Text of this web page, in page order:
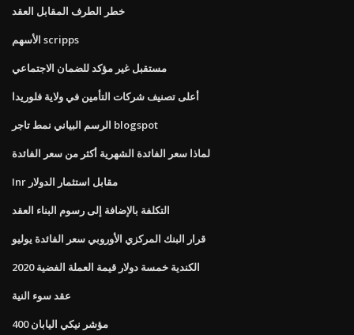
خطر الطرف المقابل العقد
الأسهم scripps
مستقبل غير مؤكد للضمان الاجتماعي
أعلى تصنيف شركات التأمين في ولاية فلوريدا
الرسم البياني نمط تاجر blogspot
لماذا سعر الفائدة الشهرية أكثر من سعر الفائدة
Inr مقابل استثمار الدولار
التكلفة بالإضافة إلى رسوم البناء العقد
قرار البنك المركزي الأوروبي سعر الفائدة يوليو
2020 الكندية خمسة دولار قيمة العملة الفضية
عقد سوء النية
مؤشر نيكي اليابان 400